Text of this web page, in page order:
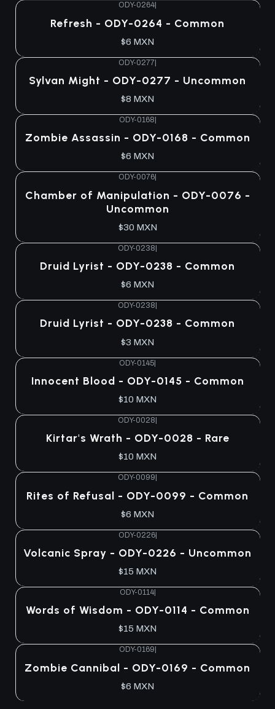
ODY-0264
Refresh - ODY-0264 - Common
$6 MXN
ODY-0277|
Sylvan Might - ODY-0277 - Uncommon
$8 MXN
ODY-0168
Zombie Assassin - ODY-0168 - Common
$6 MXN
ODY-0076
Chamber of Manipulation - ODY-0076 -
Uncommon
$30 MXN
ODY-0238|
Druid Lyrist - ODY-0238 - Common
$6 MXN
ODY-0238
Druid Lyrist - ODY-0238 - Common
$3 MXN
ODY-0145|
Innocent Blood - ODY-0145 - Common
$10 MXN
ODY-0028
Kirtar's Wrath - ODY-0028 - Rare
$10 MXN
ODY-0099
Rites of Refusal - ODY-0099 - Common
$6 MXN
ODY-0226|
Volcanic Spray - ODY-0226 - Uncommon
$15 MXN
ODY-0114|
Words of Wisdom - ODY-0114 - Common
$15 MXN
ODY-0169
Zombie Cannibal - ODY-0169 - Common
$6 MXN